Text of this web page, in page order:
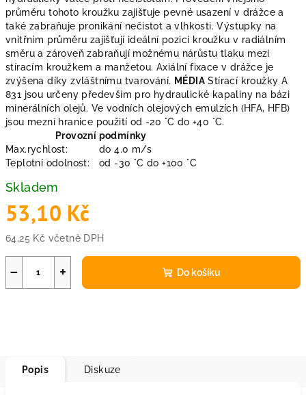
průměru tohoto kroužku zajišťuje pevné usazení v drážce a
také zabraňuje pronikání nečistot a vlhkosti. Výstupky na
vnitřním průměru zajišťují ideální pozici kroužku v radiálním
směru a zároveň zabraňují možnému nárůstu tlaku mezi
stíracím kroužkem a manžetou. Axiální fixace v drážce je
zvýšena díky zvláštnímu tvarování. MÉDIA Stírací kroužky A
831 jsou určeny především pro hydraulické kapaliny na bázi
minerálních olejů. Ve vodních olejových emulzích (HFA, HFB)
jsou mezní hranice použití od -20 °C do +40 °C.
Provozní podmínky
Max.rychlost:
do 4.0 m/s
Teplotní odolnost: od -30 °C do +100 °C
Skladem
53,10 Kč
64,25 Kč včetně DPH
+
− Do košíku
Popis Diskuze